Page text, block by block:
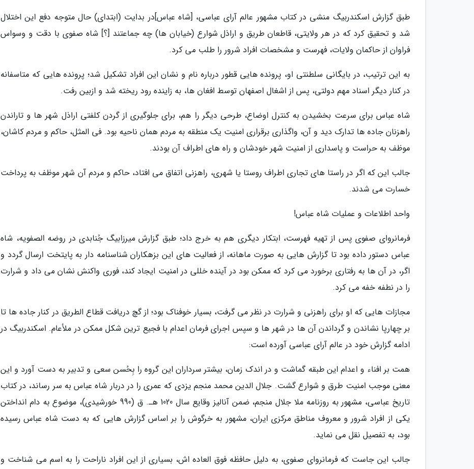
طبق گزارش اسکندربیگ منشی در کتاب مشهور عالم آرای عباسی، [شاه عباس]در بدایت (ابتدای) حال متوجه دفع این اختلال
شد و تحقیق کرد که در هر ولایتی، قاطعان طریق و اراذل شوارع (خیابان ها) چه جماعتند [؟] شاه صفوی با دقت و وسواس
فراوان از حاکمان ولایات، فهرست و مشخصات افراد شرور را طلب می کرد.
به این ترتیب، در بایگانی سلطنتی او، پرونده هایی قطور درباره نام و نشان این افراد تشکیل شد؛ پرونده هایی که متاسفانه
در کنار دیگر اسناد مهم دولتی، پس از اشغال اصفهان توسط افغان ها، به زاینده رود ریخته شد و ازبین رفت.
شاه عباس برای سرعت بخشیدن به کنترل اوضاع، طرحی دیگر را هم، برای جلوگیری از گردن کلفتی اراذل شهر ها و تاراندن
راهزنان جاده ها تدارک دید و آن، واگذاری برقراری امنیت یک منطقه به مردم همان ناحیه بود. فی المثل، حاکم و مردم کاشان،
موظف به حراست و پاسداری از امنیت شهر خودشان و راه های اطراف آن بودند.
جالب این که اگر در راستا های تجاری اطراف روستا یا شهری، راهزنی اتفاق می افتاد، حاکم و مردم آن شهر موظف به پرداخت
خسارت می شدند.
واحد اطلاعات و عملیات شاه عباس!
فرمانروای صفوی پس از تهیه فهرست، ابتکار دیگری هم به خرج داد؛ طبق گزارش میرزابیگ جُنابدی در روضه الصفویه، شاه
عباس دستور داده بود تا گزارش هایی به صورت ماهانه، از فعالیت های این بزهکاران شناسنامه دار به پایتخت ارسال گردد و
اگر، در آن ها به رفتاری برخورد می کرد که ممکن بود در آینده خللی در امنیت ایجاد کند، فوری واکنش نشان می داد و شرارت
را در نطفه خفه می کرد.
مجازات هایی که او برای راهزنی و شرارت در نظر می گرفت، بسیار خوفناک بود؛ از گچ دریافت قطاع الطریق در کنار جاده ها تا
بر چهارپا نشاندن و گرداندن آن ها در شهر ها و سپس اجرای فرمان اعدام با فجیع ترین شکل ممکن در ملأعام. اسکندربیگ در
ادامه گزارش خود در عالم آرای عباسی آورده است:
همت بر افناء و اعدام این طبقه گماشت و در اندک زمان، بیشتر سرداران این گروه را بِحُسن سعی و تدبیر به دست آورد و این
معنی موجب امنیت طرق و شوارع گشت. جلال الدین محمد منجم یزدی که عمری را در دربار شاه عباس به سر رساند، در کتاب
تاریخ عباسی، مشهور به روزنامه ملا جلال منجم، ضمن آنالیز وقایع سال 1020 هـ. ق (990 خورشیدی)، موضوع به دام انداختن
یکی از افراد شرور و معروف مناطق مرکزی ایران، مشهور به خرگوش را بر اساس گزارش هایی که به دست شاه عباس رسیده
بود، به تفصیل نقل می نماید.
جالب این جاست که فرمانروای صفوی، به دلیل حافظه فوق العاده اش، بسیاری از این افراد ناراحت را به اسم می شناخت و